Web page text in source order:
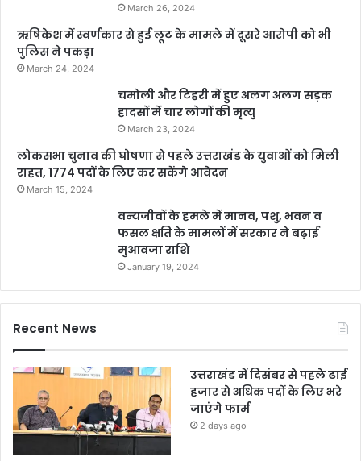
March 26, 2024
ऋषिकेश में स्वर्णकार से हुई लूट के मामले में दूसरे आरोपी को भी
पुलिस ने पकड़ा
March 24, 2024
चमोली और टिहरी में हुए अलग अलग सड़क
हादसों में चार लोगों की मृत्यु
March 23, 2024
लोकसभा चुनाव की घोषणा से पहले उत्तराखंड के युवाओं को मिली
राहत, 1774 पदों के लिए कर सकेंगे आवेदन
March 15, 2024
वन्यजीवों के हमले में मानव, पशु, भवन व
फसल क्षति के मामलों में सरकार ने बढ़ाई
मुआवजा राशि
January 19, 2024
Recent News
उत्तराखंड में दिसंबर से पहले ढाई
हजार से अधिक पदों के लिए भरे
जाएंगे फार्म
2 days ago